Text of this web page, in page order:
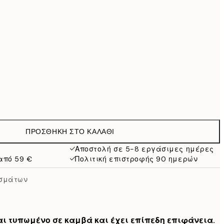
ΠΡΟΣΘΉΚΗ ΣΤΟ ΚΑΛΆΘΙ
Αποστολή σε 5-8 εργάσιμες ημέρες
59 €
Πολιτική επιστροφής 90 ημερών
τυπωμένο σε καμβά και έχει επίπεδη επιφάνεια.